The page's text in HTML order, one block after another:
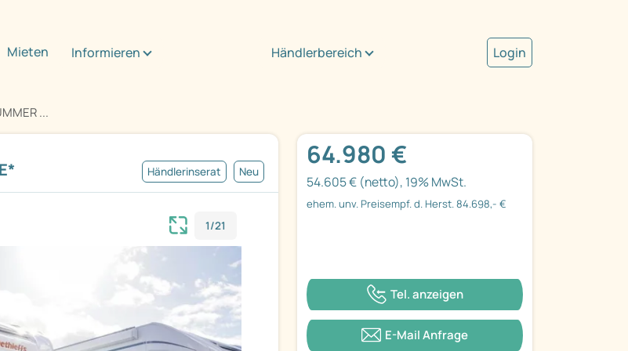
Mieten Informieren Händlerbereich Login
...
Händlerinserat Neu
1/21
64.980 €
54.605 € (netto), 19% MwSt.
ehem. unv. Preisempf. d. Herst. 84.698,- €
Tel. anzeigen
E-Mail Anfrage